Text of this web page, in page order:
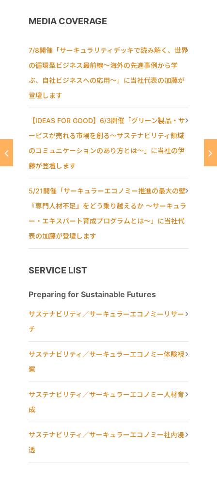
MEDIA COVERAGE
7/8開催「サーキュラリティデッキで読み解く、世界
の循環型ビジネス最前線〜海外の先進事例から学
ぶ、自社ビジネスへの応用〜」に当社代表の加藤が
登壇します
【IDEAS FOR GOOD】6/3開催「グリーン製品・サ
ービスが売れる市場を創る〜サステナビリティ領域
のコミュニケーションのあり方とは〜」に当社の伊
藤が登壇します
5/21開催「サーキュラーエコノミー推進の最大の壁
『専門人材不足』をどう乗り越えるか ～サーキュラ
ー・エキスパート育成プログラムとは～」に当社代
表の加藤が登壇します
SERVICE LIST
Preparing for Sustainable Futures
サステナビリティ／サーキュラーエコノミーリサー
チ
サステナビリティ／サーキュラーエコノミー体験視
察
サステナビリティ／サーキュラーエコノミー人材育
成
サステナビリティ／サーキュラーエコノミー社内浸
透